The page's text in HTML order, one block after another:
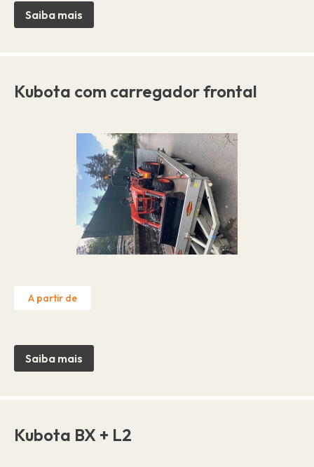
Saiba mais
Kubota com carregador frontal
A partir de
Saiba mais
Kubota BX + L2